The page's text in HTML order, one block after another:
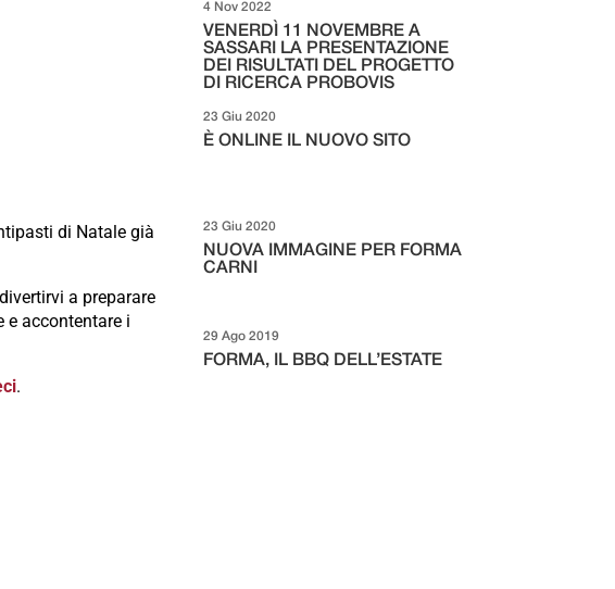
di Natale già
a preparare
e accontentare i
.
VENERDÌ 11 NOVEMBRE A
SASSARI LA PRESENTAZIONE
DEI RISULTATI DEL PROGETTO
DI RICERCA PROBOVIS
4 Nov 2022
È ONLINE IL NUOVO SITO
23 Giu 2020
NUOVA IMMAGINE PER FORMA
CARNI
23 Giu 2020
FORMA, IL BBQ DELL’ESTATE
29 Ago 2019